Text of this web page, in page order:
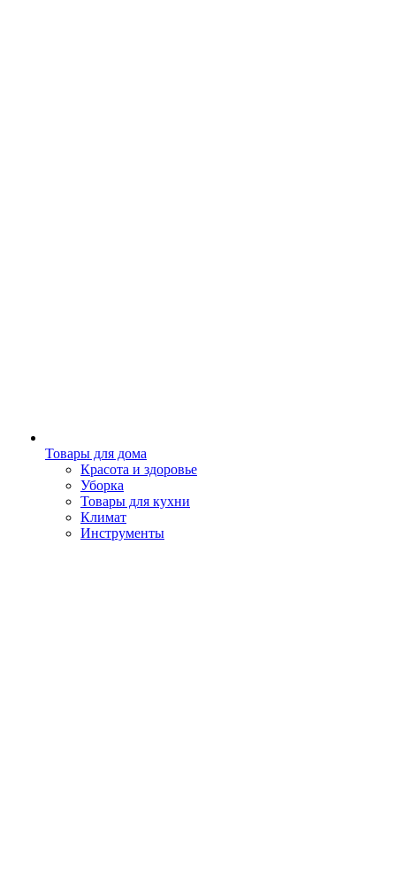
Товары для дома
Красота и здоровье
Уборка
Товары для кухни
Климат
Инструменты